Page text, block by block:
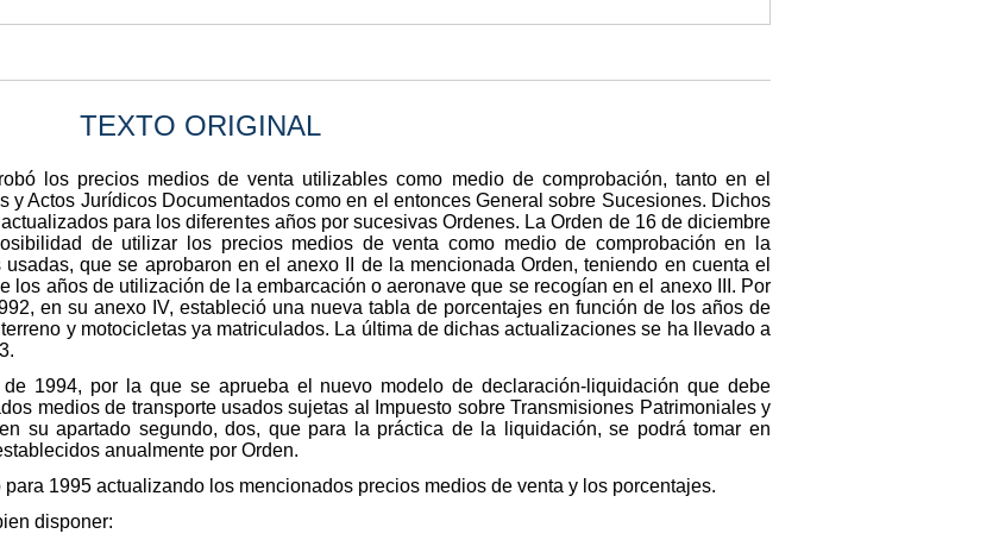
TEXTO ORIGINAL
los precios medios de venta utilizables como medio de comprobación, tanto en el
y Actos Jurídicos Documentados como en el entonces General sobre Sucesiones. Dichos
para los diferentes años por sucesivas Ordenes. La Orden de 16 de diciembre
de utilizar los precios medios de venta como medio de comprobación en la
que se aprobaron en el anexo II de la mencionada Orden, teniendo en cuenta el
los años de utilización de la embarcación o aeronave que se recogían en el anexo III. Por
en su anexo IV, estableció una nueva tabla de porcentajes en función de los años de
y motocicletas ya matriculados. La última de dichas actualizaciones se ha llevado a
1994, por la que se aprueba el nuevo modelo de declaración-liquidación que debe
medios de transporte usados sujetas al Impuesto sobre Transmisiones Patrimoniales y
su apartado segundo, dos, que para la práctica de la liquidación, se podrá tomar en
anualmente por Orden.
1995 actualizando los mencionados precios medios de venta y los porcentajes.
disponer: